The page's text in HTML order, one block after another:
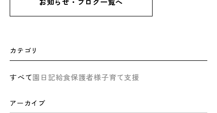
カテゴリ
すべて園日記給食保護者様子育て支援
アーカイブ